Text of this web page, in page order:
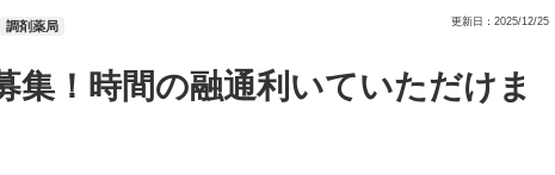
調剤薬局 更新日：2025/12/25
！時間の融通利いていただけま